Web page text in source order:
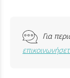
Για